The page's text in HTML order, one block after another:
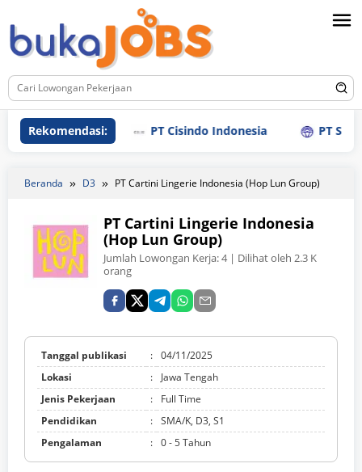
ke
konten
Rekomendasi: PT Cisindo Indonesia PT Sanly
Beranda D3 PT Cartini Lingerie Indonesia (Hop Lun Group)
PT Cartini Lingerie Indonesia
(Hop Lun Group)
Jumlah Lowongan Kerja:4| Dilihat oleh 2.3 K
orang
Tanggal publikasi : 04/11/2025
Lokasi
:
Jawa Tengah
Jenis Pekerjaan
:
Full Time
Pendidikan
: SMA/K, D3, S1
Pengalaman
: 0 - 5 Tahun